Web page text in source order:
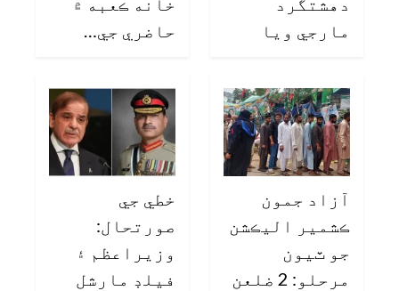
مارجي ويا
حاضري جي…
آزاد جمون
ڪشمير اليڪشن
جو ٽيون
مرحلو: 2 ضلعن
خطي جي
صورتحال:
وزيراعظم ۽
فيلڊ مارشل